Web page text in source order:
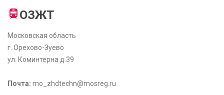
ОЗЖТ
Московская область
г. Орехово-Зуево
ул. Коминтерна д.39
Почта: mo_zhdtechn@mosreg.ru